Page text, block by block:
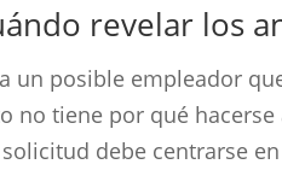
revelar los
un posible empleador
no tiene por qué
debe centrarse